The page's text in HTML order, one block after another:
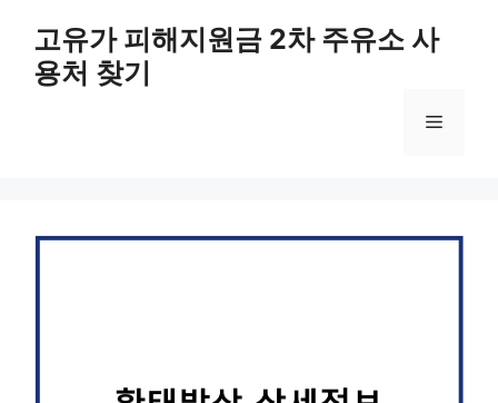
고유가 피해지원금 2차 주유소 사
용처 찾기
메